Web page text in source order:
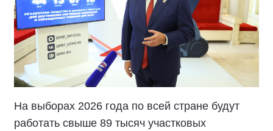
На выборах 2026 года по всей стране будут
работать свыше 89 тысяч участковых